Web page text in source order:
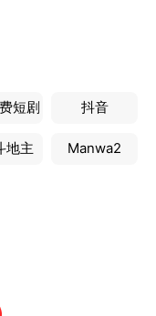
的咖啡社交之旅。
短剧 抖音
地主 Manwa2